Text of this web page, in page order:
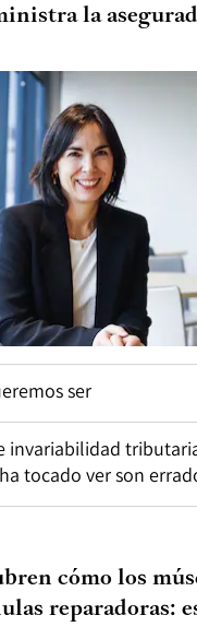
la
ser
invariabilidad
tocado ver son
cómo los
reparadoras: